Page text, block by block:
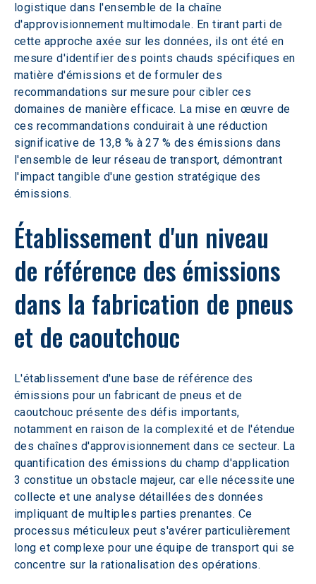
logistique dans l'ensemble de la chaîne
d'approvisionnement multimodale. En tirant parti de
cette approche axée sur les données, ils ont été en
mesure d'identifier des points chauds spécifiques en
matière d'émissions et de formuler des
recommandations sur mesure pour cibler ces
domaines de manière efficace. La mise en œuvre de
ces recommandations conduirait à une réduction
significative de 13,8 % à 27 % des émissions dans
l'ensemble de leur réseau de transport, démontrant
l'impact tangible d'une gestion stratégique des
émissions.
Établissement d'un niveau
de référence des émissions
dans la fabrication de pneus
et de caoutchouc
L'établissement d'une base de référence des
émissions pour un fabricant de pneus et de
caoutchouc présente des défis importants,
notamment en raison de la complexité et de l'étendue
des chaînes d'approvisionnement dans ce secteur. La
quantification des émissions du champ d'application
3 constitue un obstacle majeur, car elle nécessite une
collecte et une analyse détaillées des données
impliquant de multiples parties prenantes. Ce
processus méticuleux peut s'avérer particulièrement
long et complexe pour une équipe de transport qui se
concentre sur la rationalisation des opérations.